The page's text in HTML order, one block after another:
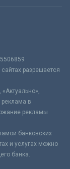
разрешается
реклама в
рекламы
банковских
и услугах можно
банка.